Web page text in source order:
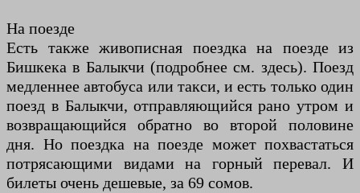
На поезде
Есть также живописная поездка на поезде из
Бишкека в Балыкчи (подробнее см. здесь). Поезд
медленнее автобуса или такси, и есть только один
поезд в Балыкчи, отправляющийся рано утром и
возвращающийся обратно во второй половине
дня. Но поездка на поезде может похвастаться
потрясающими видами на горный перевал. И
билеты очень дешевые, за 69 сомов.